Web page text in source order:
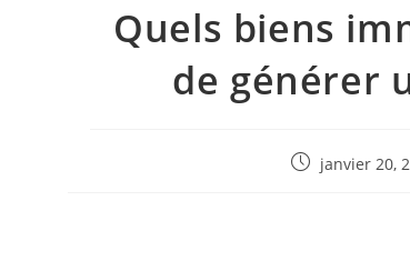
Quels biens
de générer
janvier 20,